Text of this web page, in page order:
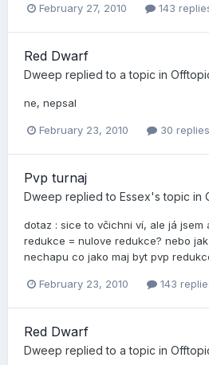
February 27, 2010 143
Red Dwarf
Dweep replied to a topic in
ne, nepsal
February 23, 2010 30 replies
Pvp turnaj
Dweep replied to Essex's topic in
dotaz : sice to včichni ví­, ale já jsem
redukce = nulove redukce? nebo
nechapu co jako maj byt pvp
February 23, 2010 143
Red Dwarf
Dweep replied to a topic in